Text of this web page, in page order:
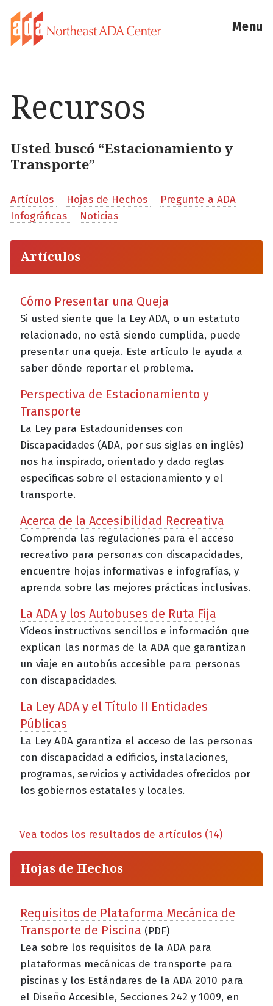
Menu
Recursos
Usted buscó “Estacionamiento y
Transporte”
Artículos Hojas de Hechos
Pregunte a ADA
Infográficas
Noticias
Artículos
Cómo Presentar una Queja
Si usted siente que la Ley ADA, o un estatuto
relacionado, no está siendo cumplida, puede
presentar una queja. Este artículo le ayuda a
saber dónde reportar el problema.
Perspectiva de Estacionamiento y
Transporte
La Ley para Estadounidenses con
Discapacidades (ADA, por sus siglas en inglés)
nos ha inspirado, orientado y dado reglas
específicas sobre el estacionamiento y el
transporte.
Acerca de la Accesibilidad Recreativa
Comprenda las regulaciones para el acceso
recreativo para personas con discapacidades,
encuentre hojas informativas e infografías, y
aprenda sobre las mejores prácticas inclusivas.
La ADA y los Autobuses de Ruta Fija
Vídeos instructivos sencillos e información que
explican las normas de la ADA que garantizan
un viaje en autobús accesible para personas
con discapacidades.
La Ley ADA y el Título II Entidades
Públicas
La Ley ADA garantiza el acceso de las personas
con discapacidad a edificios, instalaciones,
programas, servicios y actividades ofrecidos por
los gobiernos estatales y locales.
Vea todos los resultados de artículos (14)
Hojas de Hechos
Requisitos de Plataforma Mecánica de
Transporte de Piscina (PDF)
Lea sobre los requisitos de la ADA para
plataformas mecánicas de transporte para
piscinas y los Estándares de la ADA 2010 para
el Diseño Accesible, Secciones 242 y 1009, en